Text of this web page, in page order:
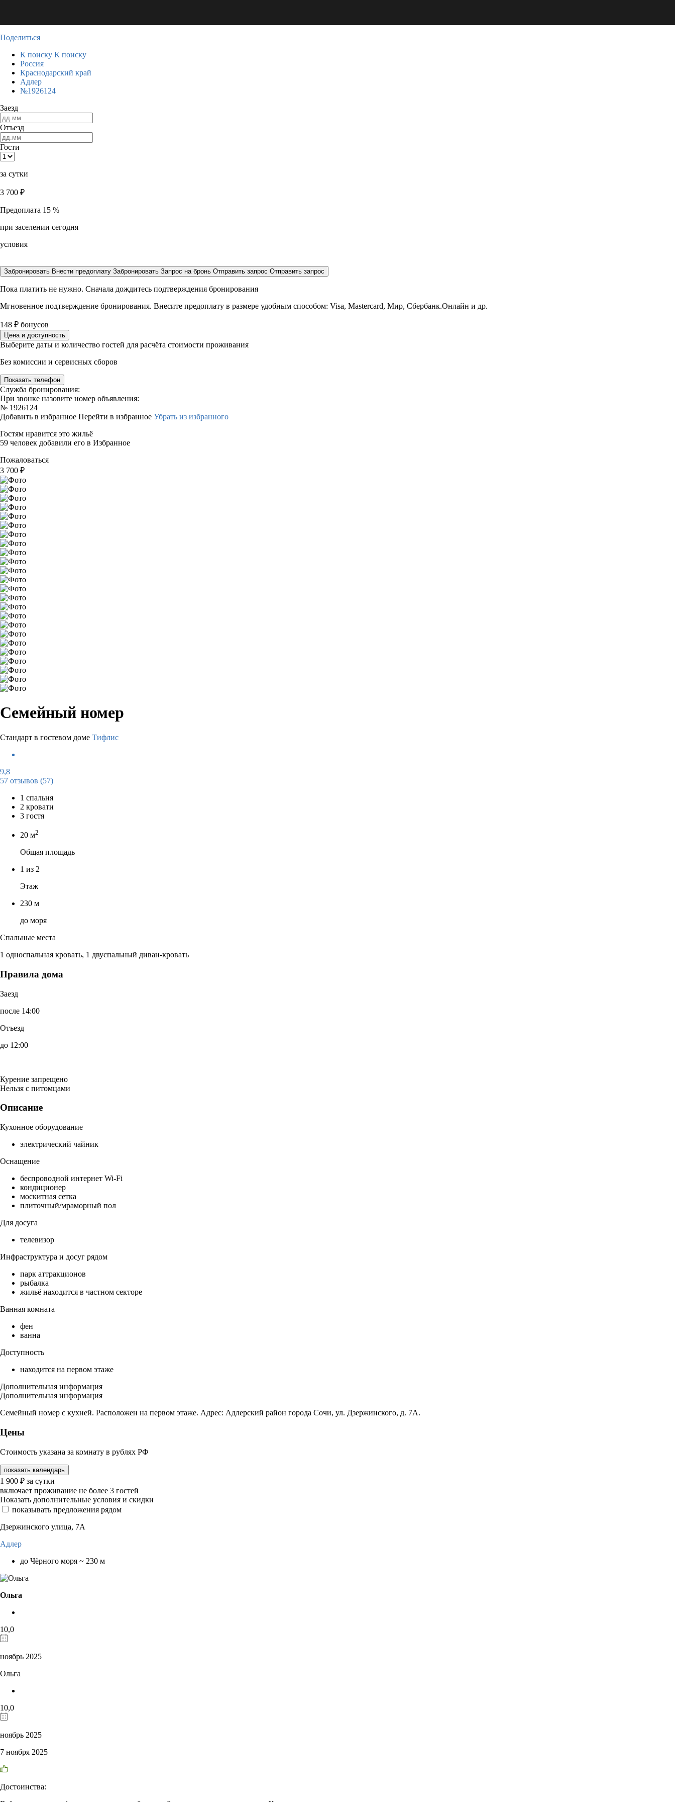
Поделиться
К поиску К поиску
Россия
Краснодарский край
Адлер
№1926124
Заезд
Отъезд
Гости
за сутки
3 700 ₽
Предоплата 15 %
при заселении сегодня
условия
Забронировать Внести предоплату Забронировать Запрос на бронь Отправить запрос Отправить запрос
Пока платить не нужно. Сначала дождитесь подтверждения бронирования
Мгновенное подтверждение бронирования. Внесите предоплату в размере удобным способом: Visa, Mastercard, Мир, Сбербанк.Онлайн и др.
148 ₽ бонусов
Цена и доступность
Выберите даты и количество гостей для расчёта стоимости проживания
Без комиссии и сервисных сборов
Показать телефон
Служба бронирования:
При звонке назовите номер объявления:
№ 1926124
Добавить в избранное Перейти в избранное Убрать из избранного
Гостям нравится это жильё
59 человек добавили его в Избранное
Пожаловаться
3 700 ₽
Семейный номер
Стандарт в гостевом доме Тифлис
9,8
57 отзывов (57)
1 спальня
2 кровати
3 гостя
20 м2
Общая площадь
1 из 2
Этаж
230 м
до моря
Спальные места
1 односпальная кровать, 1 двуспальный диван-кровать
Правила дома
Заезд
после 14:00
Отъезд
до 12:00
Курение запрещено
Нельзя с питомцами
Описание
Кухонное оборудование
электрический чайник
Оснащение
беспроводной интернет Wi-Fi
кондиционер
москитная сетка
плиточный/мраморный пол
Для досуга
телевизор
Инфраструктура и досуг рядом
парк аттракционов
рыбалка
жильё находится в частном секторе
Ванная комната
фен
ванна
Доступность
находится на первом этаже
Дополнительная информация
Дополнительная информация
Семейный номер с кухней. Расположен на первом этаже. Адрес: Адлерский район города Сочи, ул. Дзержинского, д. 7А.
Цены
Стоимость указана за комнату в рублях РФ
показать календарь
1 900 ₽ за сутки
включает проживание не более 3 гостей
Показать дополнительные условия и скидки
показывать предложения рядом
Дзержинского улица, 7А
Адлер
до Чёрного моря ~ 230 м
Ольга
10,0
ноябрь 2025
Ольга
10,0
ноябрь 2025
7 ноября 2025
Достоинства: